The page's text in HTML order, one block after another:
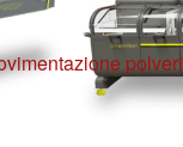
polveri